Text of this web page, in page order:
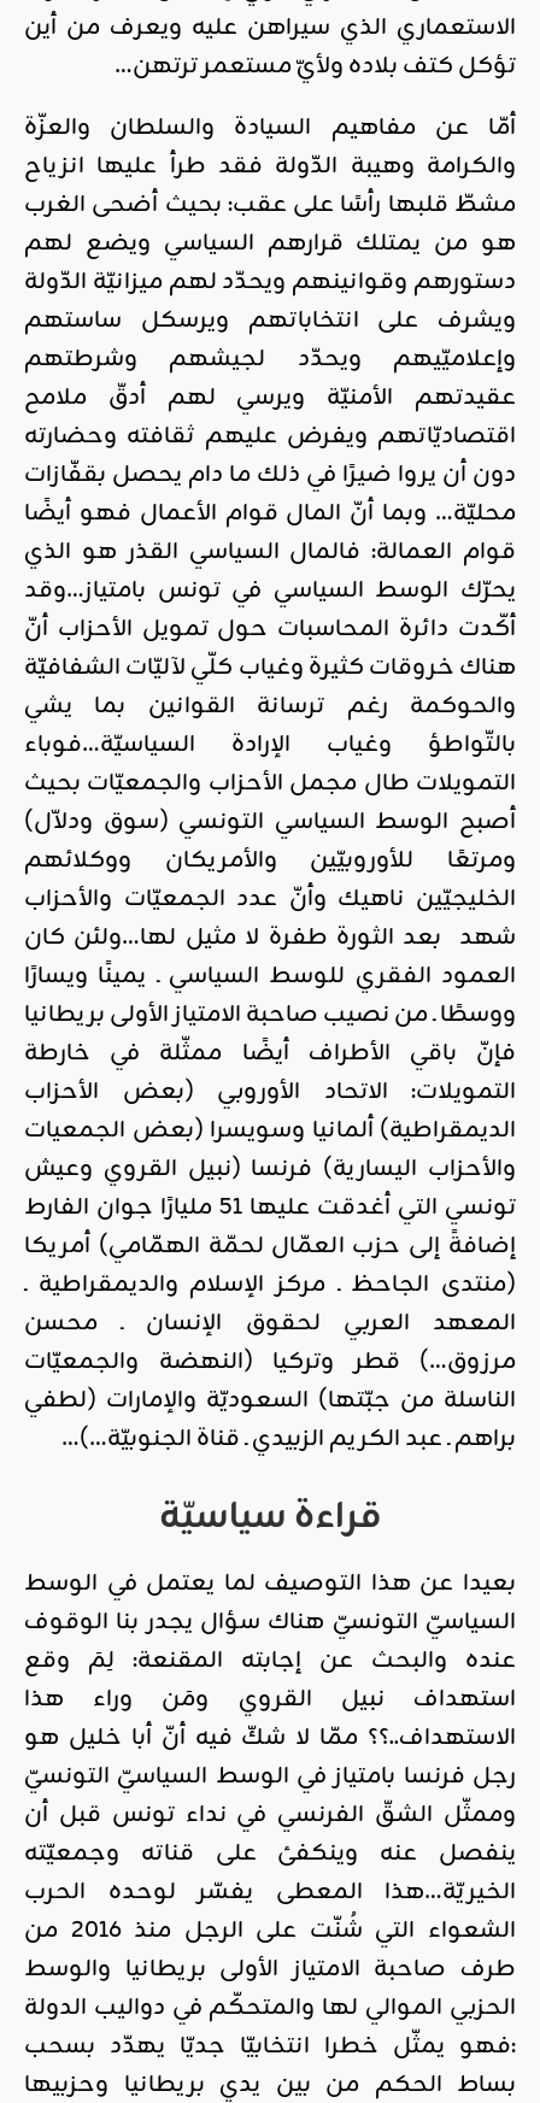
الاستعماري الذي سيراهن عليه ويعرف من أين
تؤكل كتف بلاده ولأيّ مستعمر ترتهن…
أمّا عن مفاهيم السيادة والسلطان والعزّة
والكرامة وهيبة الدّولة فقد طرأ عليها انزياح
مشطّ قلبها رأسًا على عقب: بحيث أضحى الغرب
هو من يمتلك قرارهم السياسي ويضع لهم
دستورهم وقوانينهم ويحدّد لهم ميزانيّة الدّولة
ويشرف على انتخاباتهم ويرسكل ساستهم
وإعلاميّيهم ويحدّد لجيشهم وشرطتهم
عقيدتهم الأمنيّة ويرسي لهم أدقّ ملامح
اقتصاديّاتهم ويفرض عليهم ثقافته وحضارته
دون أن يروا ضيرًا في ذلك ما دام يحصل بقفّازات
محليّة… وبما أنّ المال قوام الأعمال فهو أيضًا
قوام العمالة: فالمال السياسي القذر هو الذي
يحرّك الوسط السياسي في تونس بامتياز…وقد
أكّدت دائرة المحاسبات حول تمويل الأحزاب أنّ
هناك خروقات كثيرة وغياب كلّي لآليّات الشفافيّة
والحوكمة رغم ترسانة القوانين بما يشي
بالتّواطؤ وغياب الإرادة السياسيّة…فوباء
التمويلات طال مجمل الأحزاب والجمعيّات بحيث
أصبح الوسط السياسي التونسي (سوق ودلاّل)
ومرتعًا للأوروبيّين والأمريكان ووكلائهم
الخليجيّين ناهيك وأنّ عدد الجمعيّات والأحزاب
شهد بعد الثورة طفرة لا مثيل لها…ولئن كان
العمود الفقري للوسط السياسي ـ يمينًا ويسارًا
ووسطًا ـ من نصيب صاحبة الامتياز الأولى بريطانيا
فإنّ باقي الأطراف أيضًا ممثّلة في خارطة
التمويلات: الاتحاد الأوروبي (بعض الأحزاب
الديمقراطية) ألمانيا وسويسرا (بعض الجمعيات
والأحزاب اليسارية) فرنسا (نبيل القروي وعيش
تونسي التي أغدقت عليها 51 مليارًا جوان الفارط
إضافةً إلى حزب العمّال لحمّة الهمّامي) أمريكا
(منتدى الجاحظ ـ مركز الإسلام والديمقراطية ـ
المعهد العربي لحقوق الإنسان ـ محسن
مرزوق…) قطر وتركيا (النهضة والجمعيّات
الناسلة من جبّتها) السعوديّة والإمارات (لطفي
براهم ـ عبد الكريم الزبيدي ـ قناة الجنوبيّة…)…
قراءة سياسيّة
بعيدا عن هذا التوصيف لما يعتمل في الوسط
السياسيّ التونسيّ هناك سؤال يجدر بنا الوقوف
عنده والبحث عن إجابته المقنعة: لِمَ وقع
استهداف نبيل القروي ومَن وراء هذا
الاستهداف..؟؟ ممّا لا شكّ فيه أنّ أبا خليل هو
رجل فرنسا بامتياز في الوسط السياسيّ التونسيّ
وممثّل الشقّ الفرنسي في نداء تونس قبل أن
ينفصل عنه وينكفئ على قناته وجمعيّته
الخيريّة…هذا المعطى يفسّر لوحده الحرب
الشعواء التي شُنّت على الرجل منذ 2016 من
طرف صاحبة الامتياز الأولى بريطانيا والوسط
الحزبي الموالي لها والمتحكّم في دواليب الدولة
:فهو يمثّل خطرا انتخابيّا جديّا يهدّد بسحب
بساط الحكم من بين يدي بريطانيا وحزبيها